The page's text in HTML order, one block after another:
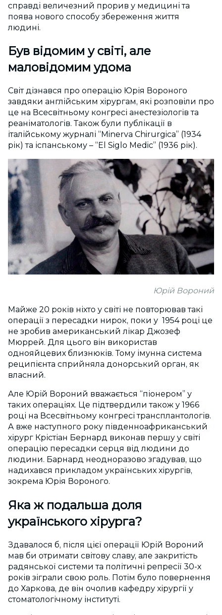
справді величезний прорив у медицині та
поява нового способу збереження життя
людині.
Був відомим у світі, але
маловідомим удома
Світ дізнався про операцію Юрія Вороного
завдяки англійським хірургам, які розповіли про
це на Всесвітньому конгресі анестезіологів та
реаніматологів. Також були публікації в
італійському журналі “Minerva Chirurgica” (1934
рік) та іспанському – “El Siglo Medic” (1936 рік).
Юрій Вороний
Майже 20 років ніхто у світі не повторював такі
операції з пересадки нирок, поки у 1954 році це
не зробив американський лікар Джозеф
Мюррей. Для цього він використав
однояйцевих близнюків. Тому імунна система
реципієнта сприйняла донорський орган, як
власний.
Але Юрій Вороний вважається “піонером” у
таких операціях. Це підтвердили також у 1966
році на Всесвітньому конгресі трансплантологів.
А вже наступного року південноафриканський
хірург Крістіан Бернард виконав першу у світі
операцію пересадки серця від людини до
людини. Барнард неодноразово згадував, що
надихався прикладом українських хірургів,
зокрема Юрія Вороного.
Яка ж подальша доля
українського хірурга?
Здавалося б, після цієї операції Юрій Вороний
мав би отримати світову славу, але закритість
радянської системи та політичні репресії 30-х
років зіграли свою роль. Потім було повернення
до Харкова, де він очолив кафедру хірургії у
стоматологічному інституті.